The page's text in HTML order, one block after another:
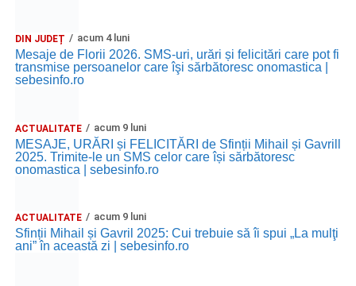
DIN JUDEȚ acum 4 luni
Mesaje de Florii 2026. SMS-uri, urări și felicitări care pot fi
transmise persoanelor care îşi sărbătoresc onomastica |
sebesinfo.ro
ACTUALITATE acum 9 luni
MESAJE, URĂRI și FELICITĂRI de Sfinții Mihail și Gavrill
2025. Trimite-le un SMS celor care își sărbătoresc
onomastica | sebesinfo.ro
ACTUALITATE acum 9 luni
Sfinții Mihail și Gavril 2025: Cui trebuie să îi spui „La mulţi
ani” în această zi | sebesinfo.ro